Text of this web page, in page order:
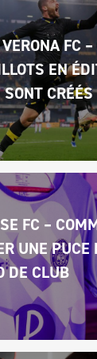
FC
EN
CRÉÉS
FC –
UNE PUCE
DE CLUB